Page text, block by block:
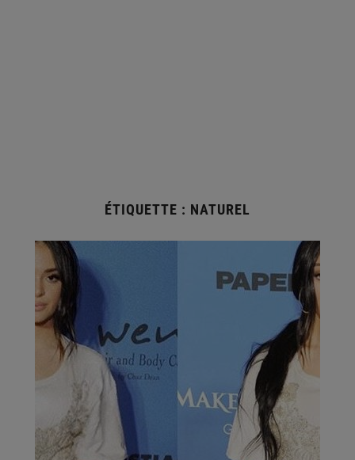
ÉTIQUETTE : NATUREL